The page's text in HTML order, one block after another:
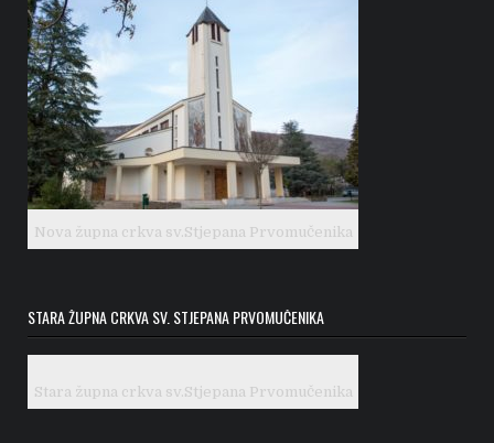
Nova župna crkva sv.Stjepana Prvomučenika
STARA ŽUPNA CRKVA SV. STJEPANA PRVOMUČENIKA
Stara župna crkva sv.Stjepana Prvomučenika